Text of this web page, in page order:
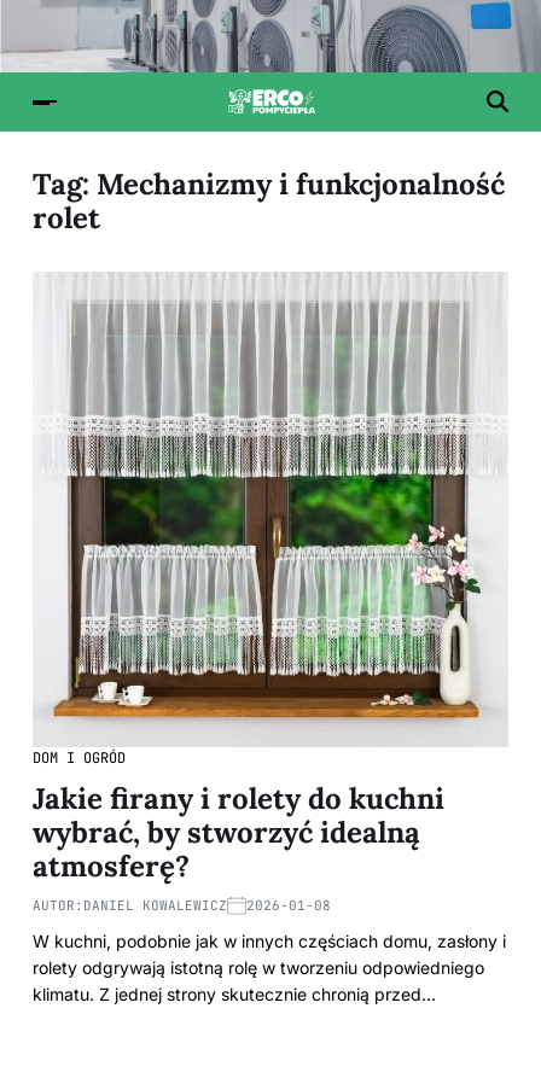
Tag: Mechanizmy i funkcjonalność
rolet
DOM I OGRÓD
Jakie firany i rolety do kuchni
wybrać, by stworzyć idealną
atmosferę?
AUTOR: DANIEL KOWALEWICZ 2026-01-08
W kuchni, podobnie jak w innych częściach domu, zasłony i
rolety odgrywają istotną rolę w tworzeniu odpowiedniego
klimatu. Z jednej strony skutecznie chronią przed…